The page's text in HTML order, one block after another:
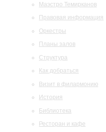
Маэстро Темирканов
Правовая информация
Оркестры
Планы залов
Структура
Как добраться
Визит в филармонию
История
Библиотека
Ресторан и кафе